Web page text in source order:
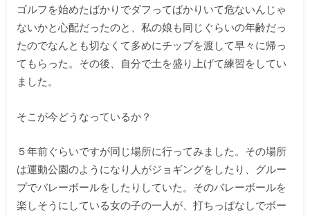
ゴルフを始めたばかりでダフってばかりいて危ないんじゃ
ないかと心配だったのと、私の娘も同じぐらいの年齢だっ
たのでなんとも切なくて多めにチップを渡して早々に帰っ
てもらった。その後、自分で土を盛り上げて練習をしてい
ました。
そこが今どうなっているか？
５年前ぐらいですが同じ場所に行ってみました。その場所
は運動公園のようになり人がジョギングをしたり、グルー
プでバレーボールをしたりしていた。そのバレーボールを
楽しそうにしている女の子の一人が、打ちっぱなしでボー